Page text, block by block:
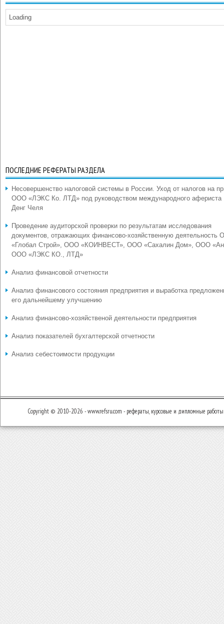
Loading
ПОСЛЕДНИЕ РЕФЕРАТЫ РАЗДЕЛА
Несовершенство налоговой системы в России. Уход от налогов на
ООО «ЛЭКС Ко. ЛТД» под руководством международного
Денг Челя
Проведение аудиторской проверки по результатам исследования
документов, отражающих финансово-хозяйственную деятельность
«Глобал Строй», ООО «КОИНВЕСТ», ООО «Сахалин Дом», ООО
ООО «ЛЭКС КО., ЛТД»
Анализ финансовой отчетности
Анализ финансового состояния предприятия и выработка
его дальнейшему улучшению
Анализ финансово-хозяйственой деятельности предприятия
Анализ показателей бухгалтерской отчетности
Анализ себестоимости продукции
Copyright © 2010-2026 - www.refsru.com - рефераты, курсовые и дипломные работы